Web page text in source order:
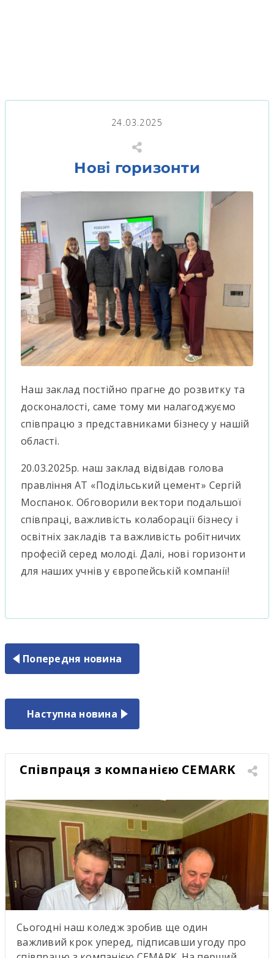
24.03.2025
Нові горизонти
Наш заклад постійно прагне до розвитку та
досконалості, саме тому ми налагоджуємо
співпрацю з представниками бізнесу у нашій
області.
20.03.2025р. наш заклад відвідав голова
правління АТ «Подільський цемент» Сергій
Моспанок. Обговорили вектори подальшої
співпраці, важливість колаборації бізнесу і
освітніх закладів та важливість робітничих
професій серед молоді. Далі, нові горизонти
для наших учнів у європейській компанії!
Попередня новина
Наступна новина
Співпраця з компанією CEMARK
Сьогодні наш коледж зробив ще один
важливий крок уперед, підписавши угоду про